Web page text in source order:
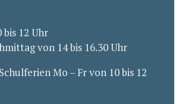
bis 12 Uhr
von 14 bis 16.30 Uhr
Mo – Fr von 10 bis 12